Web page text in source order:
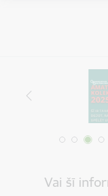
Vai šī